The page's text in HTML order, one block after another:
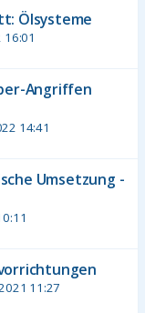
Ölsysteme
16:01
Angriffen
14:41
Umsetzung -
11:27